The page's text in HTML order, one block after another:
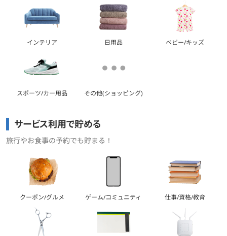
インテリア 日用品 ベビー/キッズ
スポーツ/カー用品 その他(ショッピング)
サービス利用で貯める
旅行やお食事の予約でも貯まる！
クーポン/グルメ ゲーム/コミュニティ 仕事/資格/教育